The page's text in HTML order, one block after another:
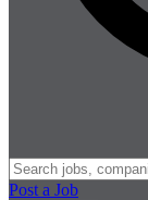
Post a Job